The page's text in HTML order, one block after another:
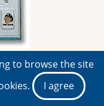
to browse the site
I agree